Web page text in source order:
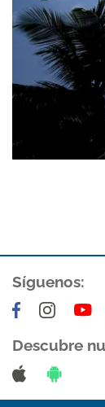
Síguenos:
Descubre